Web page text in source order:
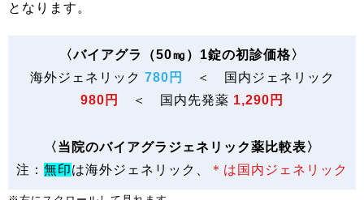
となります。
〈バイアグラ（50㎎）1錠の初診価格〉
海外ジェネリック 780円
＜ 国内ジェネリック
980円
＜ 国内先発薬 1,290円
〈当院のバイアグラジェネリック薬比較表〉
注： 無印は海外ジェネリック、 ＊は国内ジェネリック